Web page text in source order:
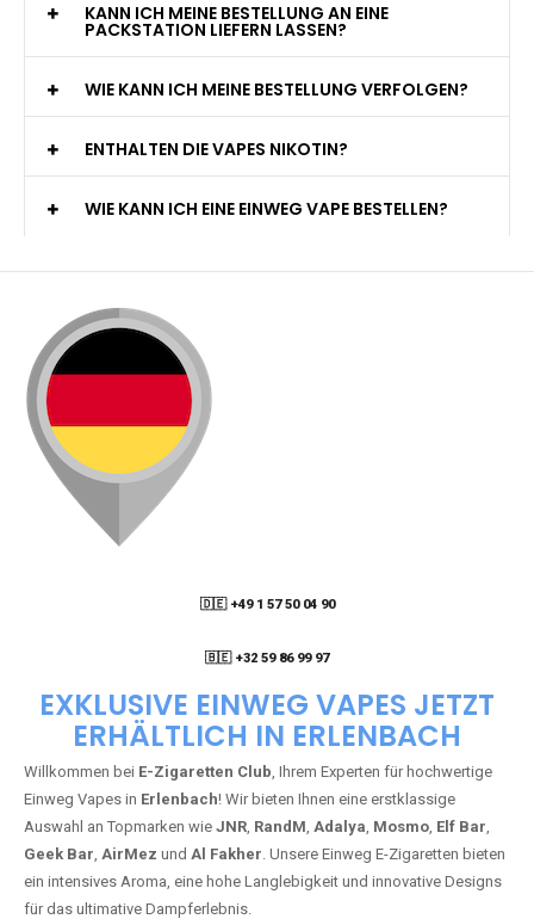
KANN ICH MEINE BESTELLUNG AN EINE
PACKSTATION LIEFERN LASSEN?
WIE KANN ICH MEINE BESTELLUNG VERFOLGEN?
ENTHALTEN DIE VAPES NIKOTIN?
WIE KANN ICH EINE EINWEG VAPE BESTELLEN?
🇩🇪 +49 1 57 50 04 90
🇧🇪 +32 59 86 99 97
EXKLUSIVE EINWEG VAPES JETZT
ERHÄLTLICH IN ERLENBACH
Willkommen bei E-Zigaretten Club, Ihrem Experten für hochwertige
Einweg Vapes in Erlenbach! Wir bieten Ihnen eine erstklassige
Auswahl an Topmarken wie JNR, RandM, Adalya, Mosmo, Elf Bar,
Geek Bar, AirMez und Al Fakher. Unsere Einweg E-Zigaretten bieten
ein intensives Aroma, eine hohe Langlebigkeit und innovative Designs
für das ultimative Dampferlebnis.